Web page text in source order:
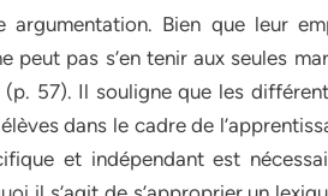
Bien que leur
peut pas s’en tenir aux seules
57). Il souligne que les
dans le cadre de
et indépendant est